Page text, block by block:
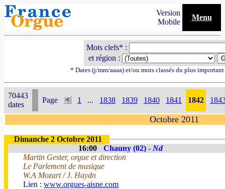
Version
Mobile
Menu
Mots clefs* :
et région :
* Dates (j/mm/aaaa) et/ou mots classés du plus
70443
dates
Page 1 ... 1838 1839 1840 1841 1842
Octobre 2011
Dimanche 2 Octobre 2011
16:00
Chauny (02) - Nd
Martin Gester, orgue et direction
Le Parlement de musique
W.A Mozart / J. Haydn
Lien : www.orgues-aisne.com